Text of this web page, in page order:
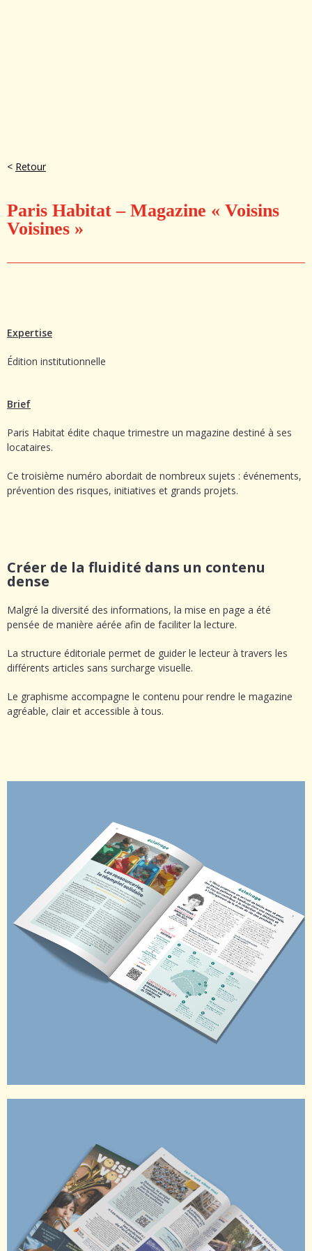
< Retour
Paris Habitat – Magazine « Voisins
Voisines »
Expertise
Édition institutionnelle
Brief
Paris Habitat édite chaque trimestre un magazine destiné à ses
locataires.
Ce troisième numéro abordait de nombreux sujets : événements,
prévention des risques, initiatives et grands projets.
Créer de la fluidité dans un contenu
dense
Malgré la diversité des informations, la mise en page a été
pensée de manière aérée afin de faciliter la lecture.
La structure éditoriale permet de guider le lecteur à travers les
différents articles sans surcharge visuelle.
Le graphisme accompagne le contenu pour rendre le magazine
agréable, clair et accessible à tous.